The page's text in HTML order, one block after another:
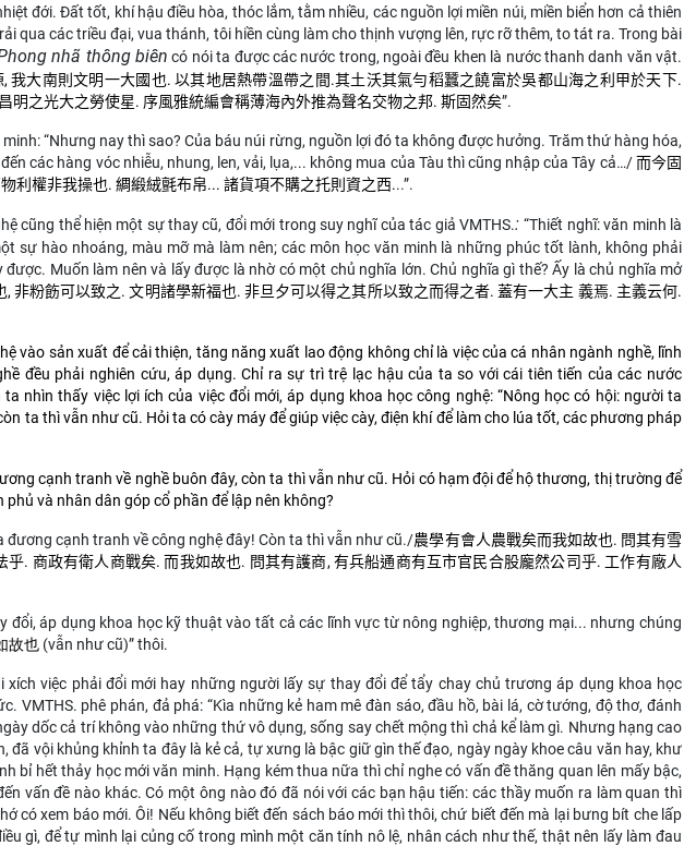
đới. Đất tốt, khí hậu điều hòa, thóc lắm, tằm nhiều, các nguồn lợi miền núi, miền biển hơn cả thiên
qua các triều đại, vua thánh, tôi hiền cùng làm cho thịnh vượng lên, rực rỡ thêm, to tát ra. Trong bài
nhã thông biên có nói ta được các nước trong, ngoài đều khen là nước thanh danh văn vật.
我大南則文明一大國也. 以其地居熱帶溫帶之間.其土沃其氣勻稻蠶之饒富於吳都山海之利甲於天下.
明之光大之勞使星. 序風雅統編會稱薄海內外推為聲名交物之邦. 斯固然矣”.
“Nhưng nay thì sao? Của báu núi rừng, nguồn lợi đó ta không được hưởng. Trăm thứ hàng hóa,
các hàng vóc nhiễu, nhung, len, vải, lụa,... không mua của Tàu thì cũng nhập của Tây cả…/而今固
利權非我操也. 綢緞絨氈布帛... 諸貨項不購之托則資之西...”.
cũng thể hiện một sự thay cũ, đổi mới trong suy nghĩ của tác giả VMTHS.:“Thiết nghĩ: văn minh là
sự hào nhoáng, màu mỡ mà làm nên; các môn học văn minh là những phúc tốt lành, không phải
Muốn làm nên và lấy được là nhờ có một chủ nghĩa lớn. Chủ nghĩa gì thế? Ấy là chủ nghĩa mở
, 非粉飭可以致之. 文明諸學新福也. 非旦夕可以得之其所以致之而得之者. 蓋有一大主 義焉. 主義云何.
vào sản xuất để cải thiện, tăng năng xuất lao động không chỉ là việc của cá nhân ngành nghề, lĩnh
đều phải nghiên cứu, áp dụng. Chỉ ra sự trì trệ lạc hậu của ta so với cái tiên tiến của các nước
nhìn thấy việc lợi ích của việc đổi mới, áp dụng khoa học công nghệ: “Nông học có hội: người ta
ta thì vẫn như cũ. Hỏi ta có cày máy để giúp việc cày, điện khí để làm cho lúa tốt, các phương pháp
cạnh tranh về nghề buôn đây, còn ta thì vẫn như cũ. Hỏi có hạm đội để hộ thương, thị trường để
và nhân dân góp cổ phần để lập nên không?
đương cạnh tranh về công nghệ đây!Còn ta thì vẫn như cũ./農學有會人農戰矣而我如故也. 問其有雪
. 商政有衛人商戰矣. 而我如故也. 問其有護商, 有兵船通商有互市官民合股龐然公司乎. 工作有廠人
đổi, áp dụng khoa học kỹ thuật vào tất cả các lĩnh vực từ nông nghiệp, thương mại... nhưng chúng
故也 (vẫn như cũ)” thôi.
xích việc phải đổi mới hay những người lấy sự thay đổi để tẩy chay chủ trương áp dụng khoa học
VMTHS. phê phán, đả phá: “Kìa những kẻ ham mê đàn sáo, đầu hồ, bài lá, cờ tướng, độ thơ, đánh
dốc cả trí không vào những thứ vô dụng, sống say chết mộng thì chả kể làm gì. Nhưng hạng cao
đã vội khủng khỉnh ta đây là kẻ cả, tự xưng là bậc giữ gìn thế đạo, ngày ngày khoe câu văn hay, khư
bỉ hết thảy học mới văn minh. Hạng kém thua nữa thì chỉ nghe có vấn đề thăng quan lên mấy bậc,
vấn đề nào khác. Có một ông nào đó đã nói với các bạn hậu tiến: các thầy muốn ra làm quan thì
có xem báo mới.Ôi! Nếu không biết đến sách báo mới thì thôi, chứ biết đến mà lại bưng bít che lấp
gì, để tự mình lại củng cố trong mình một căn tính nô lệ, nhân cách như thế, thật nên lấy làm đau